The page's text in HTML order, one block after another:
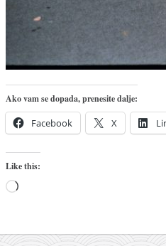
Ako vam se dopada, prenesite dalje:
Facebook X
Like this:
Loading…